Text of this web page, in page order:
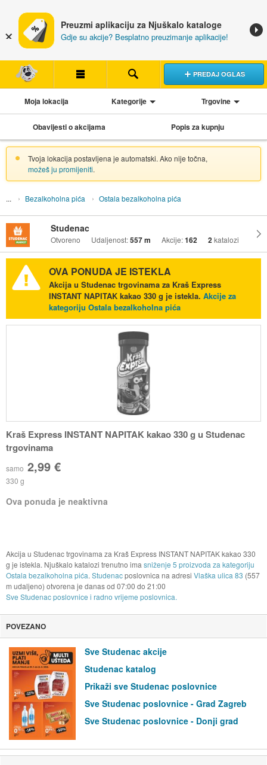
Preuzmi aplikaciju za Njuškalo kataloge
Gdje su akcije? Besplatno preuzimanje aplikacije!
PREDAJ OGLAS
Moja lokacija Kategorije Trgovine
Obavijesti o akcijama Popis za kupnju
Tvoja lokacija postavljena je automatski. Ako nije točna,
možeš ju promijeniti.
Bezalkoholna pića Ostala bezalkoholna pića
Studenac
Otvoreno Udaljenost:557 m Akcije:162 2katalozi
OVA PONUDA JE ISTEKLA
Akcija u Studenac trgovinama za Kraš Express
INSTANT NAPITAK kakao 330 g je istekla. Akcije za
kategoriju Ostala bezalkoholna pića
Kraš Express INSTANT NAPITAK kakao 330 g u Studenac
trgovinama
samo 2,99 €
330 g
Ova ponuda je neaktivna
Akcija u Studenac trgovinama za Kraš Express INSTANT NAPITAK kakao 330
g je istekla. Njuškalo katalozi trenutno ima sniženje 5 proizvoda za kategoriju
Ostala bezalkoholna pića. Studenacposlovnica na adresi Vlaška ulica 83 (557
m udaljeno) otvorena je danas od 07:00 do 21:00
Sve Studenac poslovnice i radno vrijeme poslovnica.
POVEZANO
Sve Studenac akcije
Studenac katalog
Prikaži sve Studenac poslovnice
Sve Studenac poslovnice - Grad Zagreb
Sve Studenac poslovnice - Donji grad